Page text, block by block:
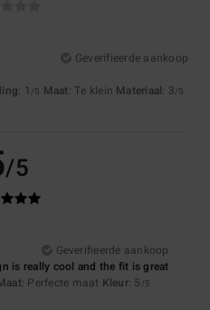
Geverifieerde aankoop
: 1 /5 Maat: Te klein Materiaal: 3/5
/5
Geverifieerde aankoop
is really cool and the fit is great
: Perfecte maat Kleur: 5 /5